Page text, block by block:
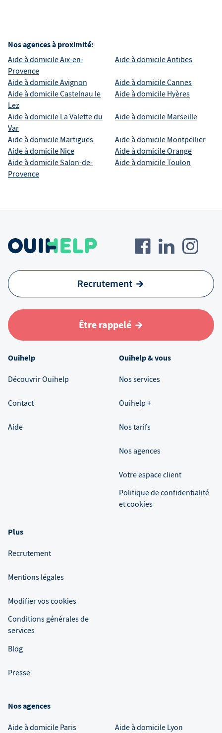
Nos agences à proximité:
Aide à domicileAix-en-
Provence
Aide à domicileAntibes
Aide à domicileAvignon Aide à domicileCannes
Aide à domicileCastelnau le
Lez
Aide à domicile Hyères
Aide à domicile La Valette du
Var
Aide à domicile Marseille
Aide à domicile Martigues Aide à domicile Montpellier
Aide à domicile Nice Aide à domicileOrange
Aide à domicileSalon-de-
Provence
Aide à domicileToulon
Recrutement
Être rappelé
Ouihelp
Découvrir Ouihelp
Contact
Aide
Ouihelp & vous
Nos services
Ouihelp +
Nos tarifs
Nos agences
Votre espace client
Politique de confidentialité
et cookies
Plus
Recrutement
Mentions légales
Modifier vos cookies
Conditions générales de
services
Blog
Presse
Nos agences
Aide à domicile Paris Aide à domicile Lyon